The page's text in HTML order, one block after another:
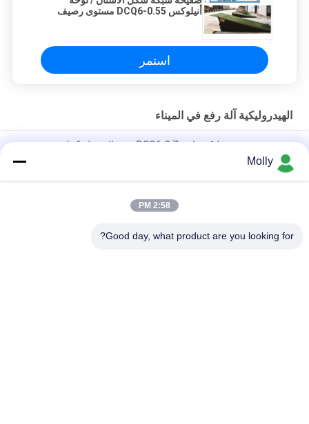
أنيلوكس DCQ6-0.55 مستوى رصيف
استمر
الهيدروليكية آلة رفع في الميناء
منحدر حوض هيدروليكي ثابت DCQ6-0.7 سعة التحميل 6 طن
10 طن ثابت الهيدروليكية حوض مستوي ، المحمولة تحميل منحدر قفص
الاتهام DCQ10-0.7
Molly
2:58 PM
Good day, what product are you looking for?